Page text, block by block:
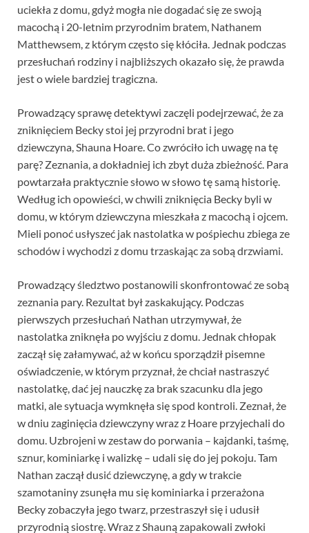
uciekła z domu, gdyż mogła nie dogadać się ze swoją
macochą i 20-letnim przyrodnim bratem, Nathanem
Matthewsem, z którym często się kłóciła. Jednak podczas
przesłuchań rodziny i najbliższych okazało się, że prawda
jest o wiele bardziej tragiczna.
Prowadzący sprawę detektywi zaczęli podejrzewać, że za
zniknięciem Becky stoi jej przyrodni brat i jego
dziewczyna, Shauna Hoare. Co zwróciło ich uwagę na tę
parę? Zeznania, a dokładniej ich zbyt duża zbieżność. Para
powtarzała praktycznie słowo w słowo tę samą historię.
Według ich opowieści, w chwili zniknięcia Becky byli w
domu, w którym dziewczyna mieszkała z macochą i ojcem.
Mieli ponoć usłyszeć jak nastolatka w pośpiechu zbiega ze
schodów i wychodzi z domu trzaskając za sobą drzwiami.
Prowadzący śledztwo postanowili skonfrontować ze sobą
zeznania pary. Rezultat był zaskakujący. Podczas
pierwszych przesłuchań Nathan utrzymywał, że
nastolatka zniknęła po wyjściu z domu. Jednak chłopak
zaczął się załamywać, aż w końcu sporządził pisemne
oświadczenie, w którym przyznał, że chciał nastraszyć
nastolatkę, dać jej nauczkę za brak szacunku dla jego
matki, ale sytuacja wymknęła się spod kontroli. Zeznał, że
w dniu zaginięcia dziewczyny wraz z Hoare przyjechali do
domu. Uzbrojeni w zestaw do porwania – kajdanki, taśmę,
sznur, kominiarkę i walizkę – udali się do jej pokoju. Tam
Nathan zaczął dusić dziewczynę, a gdy w trakcie
szamotaniny zsunęła mu się kominiarka i przerażona
Becky zobaczyła jego twarz, przestraszył się i udusił
przyrodnią siostrę. Wraz z Shauną zapakowali zwłoki